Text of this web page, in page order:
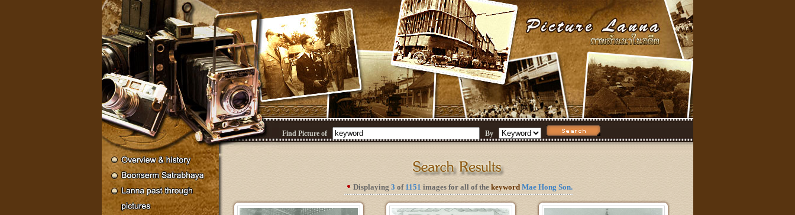
Find Picture of By
Displaying 3 of 1151 images for all of the keyword Mae Hong Son.